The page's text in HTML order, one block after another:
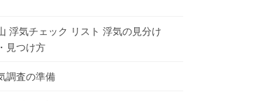
浮気チェック リスト 浮気の見分け
見つけ方
調査の準備